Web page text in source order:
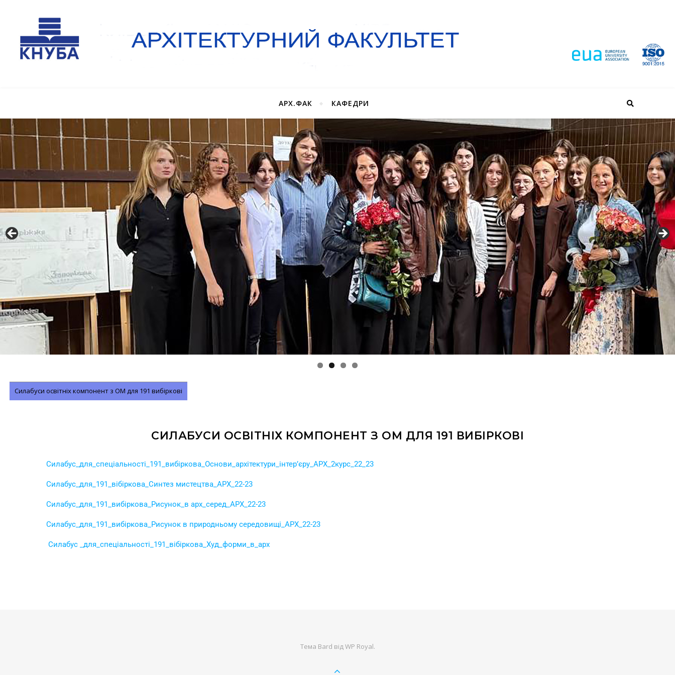
АРХ.ФАК КАФЕДРИ
Силабуси освітніх компонент з ОМ для 191 вибіркові
СИЛАБУСИ ОСВІТНІХ КОМПОНЕНТ З ОМ ДЛЯ 191 ВИБІРКОВІ
Силабус_для_спеціальності_191_вибіркова _Основи_архітектури_інтер’єру_АРХ_2курс_22_23
Силабус_для_191_вібіркова_Синтез мистецтва_АРХ_22-23
Силабус_для_191_вибіркова_Рисунок_в арх_серед_АРХ_22-23
Силабус_для_191_вибіркова_Рисунок в природньому середовищі_АРХ_22-23
Силабус _для_спеціальності_191_вібіркова_Худ_форми_в_арх
Тема Bard відWP Royal.